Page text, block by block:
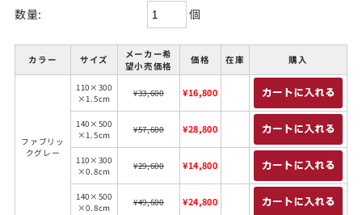
数量:
個
カラー サイズ
メーカー希
望小売価格
価格 在庫 購入
ファブリッ
クグレー
110×300
×1.5cm
¥33,600 ¥16,800
140×500
×1.5cm
¥57,600 ¥28,800
110×300
×0.8cm
¥29,600 ¥14,800
140×500
×0.8cm
¥49,600 ¥24,800